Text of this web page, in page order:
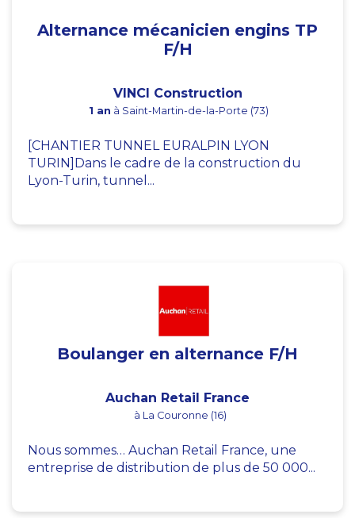
Alternance mécanicien engins TP
F/H
VINCI Construction
1 an à Saint-Martin-de-la-Porte (73)
[CHANTIER TUNNEL EURALPIN LYON
TURIN]Dans le cadre de la construction du
Lyon-Turin, tunnel...
Boulanger en alternance F/H
Auchan Retail France
à La Couronne (16)
Nous sommes… Auchan Retail France, une
entreprise de distribution de plus de 50 000...